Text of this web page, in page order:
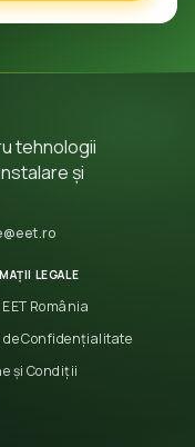
tehnologii
și
LEGALE
România
de Confidențialitate
și Condiții